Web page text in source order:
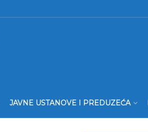
JAVNE USTANOVE I PREDUZEĆA